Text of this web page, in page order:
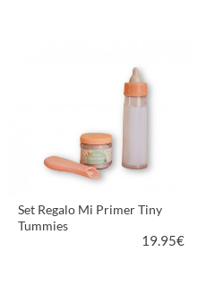
Set Regalo Mi Primer Tiny
Tummies
19.95€